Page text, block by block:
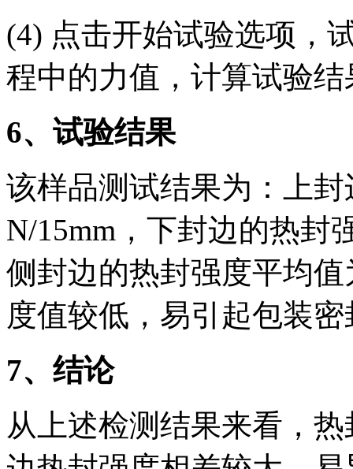
(4) 点击开始试验选项，
程中的力值，计算试验结
6、试验结果
该样品测试结果为：上
N/15mm，下封边的热封
侧封边的热封强度平均值
度值较低，易引起包装
7、结论
从上述检测结果来看，